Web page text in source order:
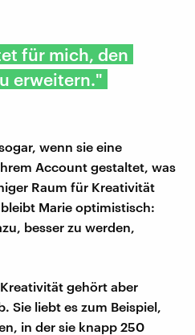
für mich, den
erweitern."
wenn sie eine
Account gestaltet, was
Raum für Kreativität
Marie optimistisch:
besser zu werden,
gehört aber
Sie liebt es zum Beispiel,
in der sie knapp 250